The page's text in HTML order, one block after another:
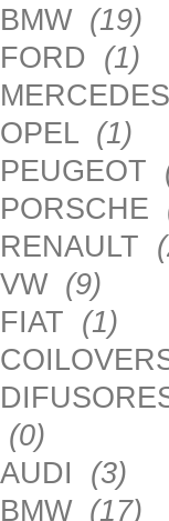
BMW (19)
FORD (1)
OPEL (1)
PEUGEOT
PORSCHE
RENAULT
VW (9)
FIAT (1)
(0)
AUDI (3)
BMW (17)